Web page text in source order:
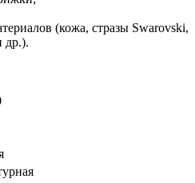
(кожа, стразы Swarovski,
др.).